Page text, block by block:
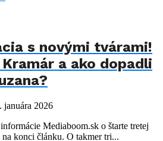
s novými tvárami!
a ako dopadli
januára 2026
Mediaboom.sk o štarte tretej
konci článku. O takmer tri...